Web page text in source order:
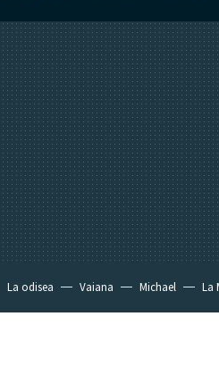
La odisea Vaiana Michael La